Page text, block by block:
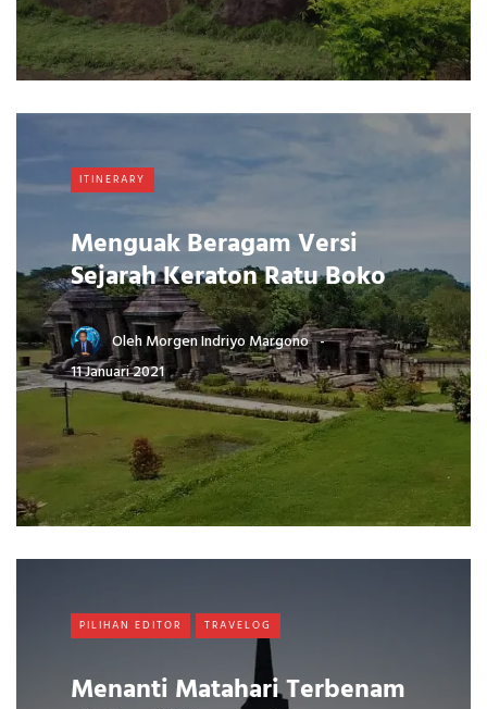
ITINERARY
Menguak Beragam Versi
Sejarah Keraton Ratu Boko
OlehMorgen Indriyo Margono
11 Januari 2021
PILIHAN EDITOR TRAVELOG
Menanti Matahari Terbenam